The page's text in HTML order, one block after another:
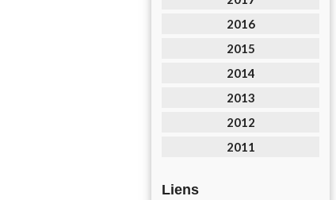
2016
2015
2014
2013
2012
2011
Liens